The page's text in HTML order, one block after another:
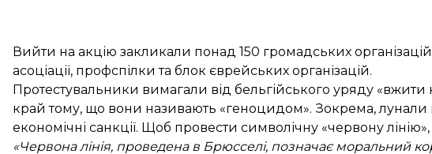
Вийти на акцію закликали понад 150 громадських
асоціації, профспілки та блок єврейських організацій.
Протестувальники вимагали від бельгійського уряду «вжити
край тому, що вони називають «геноцидом». Зокрема, лунали
економічні санкції. Щоб провести символічну «червону
«Червона лінія, проведена в Брюсселі, позначає моральний